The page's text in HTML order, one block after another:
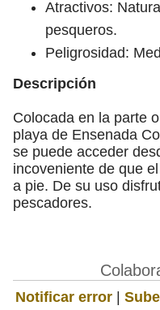
Atractivos:
pesqueros.
Peligrosidad:
Descripción
Colocada en la parte
playa de Ensenada
se puede acceder
incoveniente de que
a pie. De su uso
pescadores.
Notificar error |